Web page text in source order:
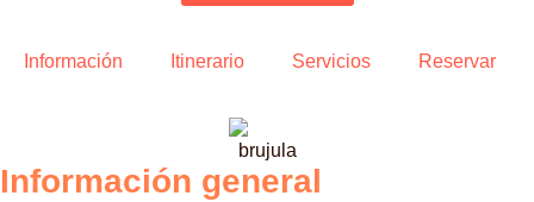
Información Itinerario Servicios Reservar
Información general